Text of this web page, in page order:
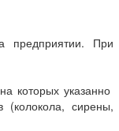
предприятии. При
которых указанно
сирены,